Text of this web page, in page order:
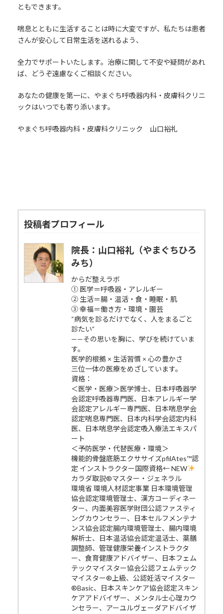
ともできます。
喘息とともに生活することは時に大変ですが、私たちは患者
さんが安心して日常生活を送れるよう、
全力でサポートいたします。治療に関して不安や疑問があれ
ば、どうぞ遠慮なくご相談ください。
あなたの健康を第一に、やまぐち呼吸器内科・皮膚科クリニ
ックはいつでも寄り添います。
やまぐち呼吸器内科・皮膚科クリニック 山口裕礼
投稿者プロフィール
院長：山口裕礼（やまぐちひろ
みち）
からだ整えラボ
① 医学＝呼吸器・アレルギー
② 生活＝腸・温活・食・睡眠・肌
③ 幸福＝働き方・環境・園芸
“病気を診るだけでなく、人をまるごと
診たい”
——その思いを胸に、学びを続けていま
す。
医学的根拠 × 生活習慣 × 心の豊かさ
三位一体の医療をめざしています。
資格：
＜医学・医療＞医学博士、日本呼吸器学
会認定呼吸器専門医、日本アレルギー学
会認定アレルギー専門医、日本喘息学会
認定喘息専門医、日本内科学会認定内科
医、日本喘息学会認定吸入療法エキスパ
ート
＜予防医学・代替医療・環境＞
機能的骨盤底筋エクササイズpfilAtes™認
定 インストラクター国際資格← NEW
カラダ取説®マスター・ジェネラル
環境省 環境人材認定事業 日本環境管理
協会認定環境管理士、漢方コーディネー
ター、内面美容医学財団公認ファスティ
ングカウンセラー、日本セルフメンテナ
ンス協会認定腸内環境管理士、腸内環境
解析士、日本温活協会認定温活士、薬膳
調整師、管理健康栄養インストラクタ
ー、食育健康アドバイザー、日本フェム
テックマイスター協会公認フェムテック
マイスター®上級、公認妊活マイスター
®Basic、日本スキンケア協会認定スキン
ケアアドバイザー、メンタル士心理カウ
ンセラー、アーユルヴェーダアドバイザ